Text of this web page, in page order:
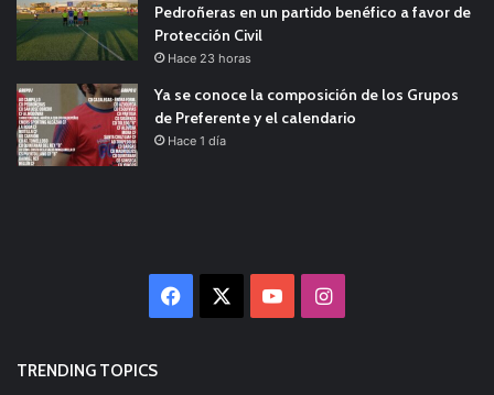
Pedroñeras en un partido benéfico a favor de
Protección Civil
Hace 23 horas
Ya se conoce la composición de los Grupos
de Preferente y el calendario
Hace 1 día
Facebook YouTubeInstagram
TRENDING TOPICS